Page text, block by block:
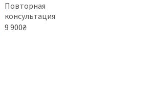
Повторная
консультация
9 900₴